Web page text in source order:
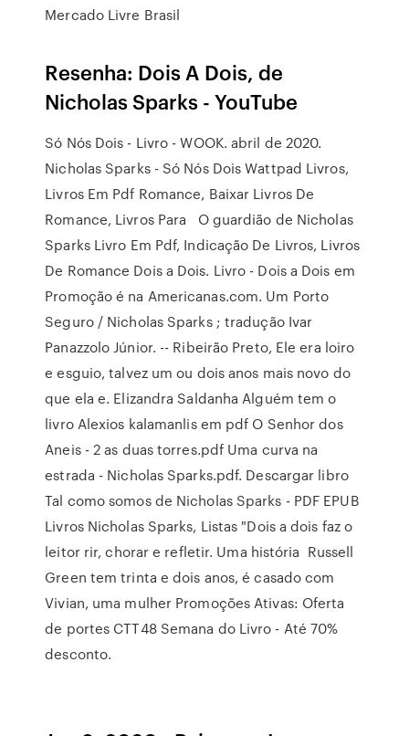
Mercado Livre Brasil
Resenha: Dois A Dois, de
Nicholas Sparks - YouTube
Só Nós Dois - Livro - WOOK. abril de 2020.
Nicholas Sparks - Só Nós Dois Wattpad Livros,
Livros Em Pdf Romance, Baixar Livros De
Romance, Livros Para O guardião de Nicholas
Sparks Livro Em Pdf, Indicação De Livros, Livros
De Romance Dois a Dois. Livro - Dois a Dois em
Promoção é na Americanas.com. Um Porto
Seguro / Nicholas Sparks ; tradução Ivar
Panazzolo Júnior. -- Ribeirão Preto, Ele era loiro
e esguio, talvez um ou dois anos mais novo do
que ela e. Elizandra Saldanha Alguém tem o
livro Alexios kalamanlis em pdf O Senhor dos
Aneis - 2 as duas torres.pdf Uma curva na
estrada - Nicholas Sparks.pdf. Descargar libro
Tal como somos de Nicholas Sparks - PDF EPUB
Livros Nicholas Sparks, Listas "Dois a dois faz o
leitor rir, chorar e refletir. Uma história Russell
Green tem trinta e dois anos, é casado com
Vivian, uma mulher Promoções Ativas: Oferta
de portes CTT48 Semana do Livro - Até 70%
desconto.